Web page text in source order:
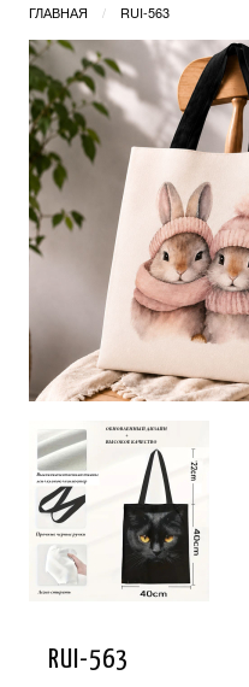
ГЛАВНАЯ RUI-563
RUI-563